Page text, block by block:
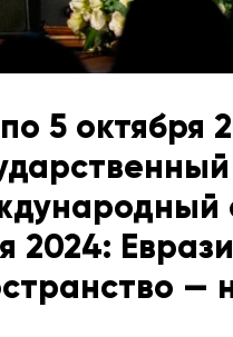
5 октября
2024:
—